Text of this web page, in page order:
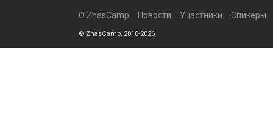
О ZhasCamp Новости Участники Спикеры
© ZhasCamp, 2010-2026